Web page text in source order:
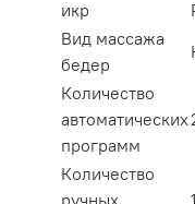
икр
Вид массажа
бедер
Количество
автоматических
программ
Количество